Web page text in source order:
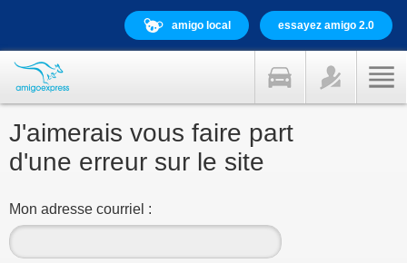
amigo local essayez amigo 2.0
J'aimerais vous faire part
d'une erreur sur le site
Mon adresse courriel :